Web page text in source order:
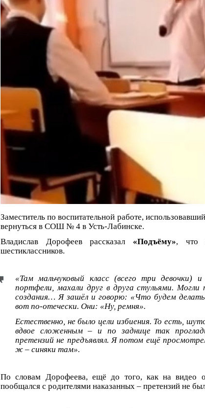
Заместитель по воспитательной работе,
вернуться в СОШ № 4 в Усть-Лабинске.
Владислав Дорофеев рассказал «Подъёму», что
шестиклассников.
«Там мальчуковый класс (всего три девочки)
портфели, махали друг в друга стульями. Могли
создания… Я зашёл и говорю: «Что будем
вот по-отечески. Они: «Ну, ремня».
Естественно, не было цели избиения. То есть,
вдвое сложенным – и по заднице так
претензий не предъявлял. Я потом ещё
ж – синяки там».
По словам Дорофеева, ещё до того, как на видео
пообщался с родителями наказанных – претензий не